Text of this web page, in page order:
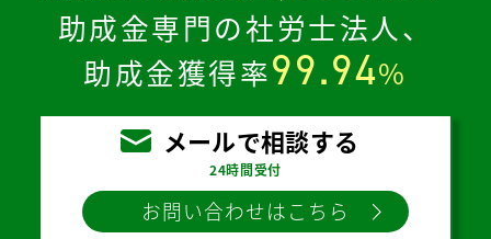
助成金専門の社労士法人、
助成金獲得率99.94%
メールで相談する
24時間受付
お問い合わせはこちら